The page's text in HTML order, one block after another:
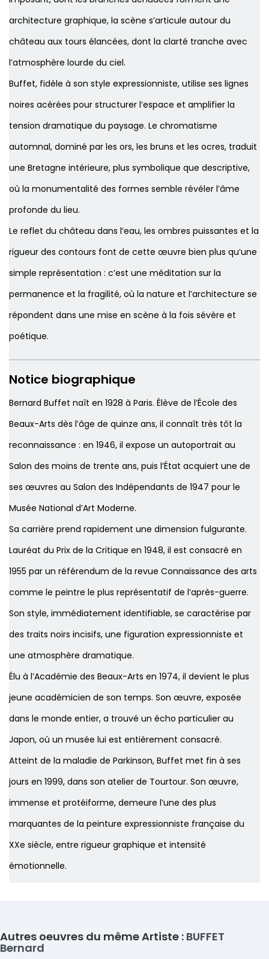
architecture graphique, la scène s’articule autour du
château aux tours élancées, dont la clarté tranche avec
l’atmosphère lourde du ciel.
Buffet, fidèle à son style expressionniste, utilise ses lignes
noires acérées pour structurer l’espace et amplifier la
tension dramatique du paysage. Le chromatisme
automnal, dominé par les ors, les bruns et les ocres, traduit
une Bretagne intérieure, plus symbolique que descriptive,
où la monumentalité des formes semble révéler l’âme
profonde du lieu.
Le reflet du château dans l’eau, les ombres puissantes et la
rigueur des contours font de cette œuvre bien plus qu’une
simple représentation : c’est une méditation sur la
permanence et la fragilité, où la nature et l’architecture se
répondent dans une mise en scène à la fois sévère et
poétique.
Notice biographique
Bernard Buffet naît en 1928 à Paris. Élève de l’École des
Beaux-Arts dès l’âge de quinze ans, il connaît très tôt la
reconnaissance : en 1946, il expose un autoportrait au
Salon des moins de trente ans, puis l’État acquiert une de
ses œuvres au Salon des Indépendants de 1947 pour le
Musée National d’Art Moderne.
Sa carrière prend rapidement une dimension fulgurante.
Lauréat du Prix de la Critique en 1948, il est consacré en
1955 par un référendum de la revue Connaissance des arts
comme le peintre le plus représentatif de l’après-guerre.
Son style, immédiatement identifiable, se caractérise par
des traits noirs incisifs, une figuration expressionniste et
une atmosphère dramatique.
Élu à l’Académie des Beaux-Arts en 1974, il devient le plus
jeune académicien de son temps. Son œuvre, exposée
dans le monde entier, a trouvé un écho particulier au
Japon, où un musée lui est entièrement consacré.
Atteint de la maladie de Parkinson, Buffet met fin à ses
jours en 1999, dans son atelier de Tourtour. Son œuvre,
immense et protéiforme, demeure l’une des plus
marquantes de la peinture expressionniste française du
XXe siècle, entre rigueur graphique et intensité
émotionnelle.
Autres oeuvres du même Artiste : BUFFET
Bernard